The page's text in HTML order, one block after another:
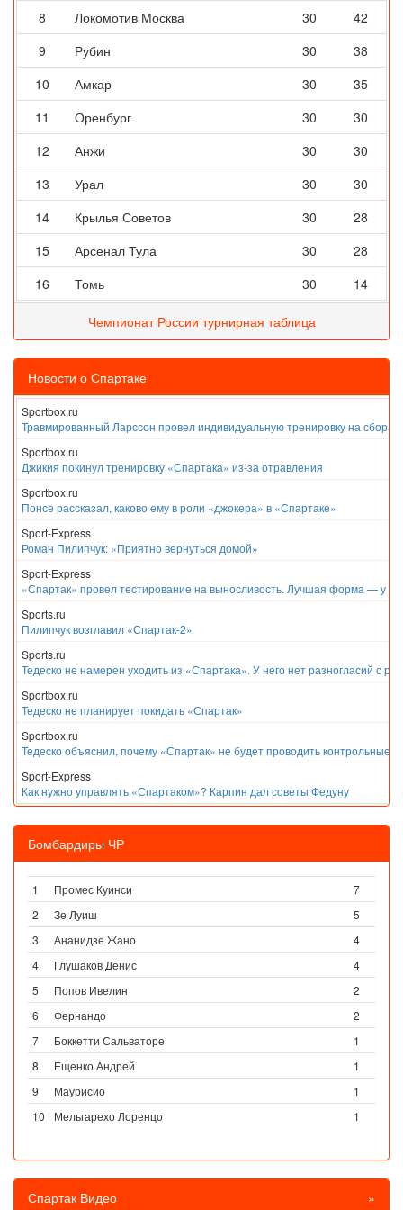
8
Локомотив Москва 30
42
9
Рубин 30
38
10
Амкар 30
35
11
Оренбург 30
30
12
Анжи 30
30
13
Урал 30
30
14
Крылья Советов 30
28
15
Арсенал Тула 30
28
16
Томь 30 14
Чемпионат России турнирная таблица
Новости о Спартаке
Sportbox.ru
Травмированный Ларссон провел индивидуальную тренировку на
Sportbox.ru
Джикия покинул тренировку «Спартака» из-за отравления
Sportbox.ru
Понсе рассказал, каково ему в роли «джокера» в «Спартаке»
Sport-Express
Роман Пилипчук: «Приятно вернуться домой»
Sport-Express
«Спартак» провел тестирование на выносливость. Лучшая форма — у
Sports.ru
Пилипчук возглавил «Спартак-2»
Sports.ru
Тедеско не намерен уходить из «Спартака». У него нет разногласий с
Sportbox.ru
Тедеско не планирует покидать «Спартак»
Sportbox.ru
Тедеско объяснил, почему «Спартак» не будет проводить контрольные
Sport-Express
Как нужно управлять «Спартаком»? Карпин дал советы Федуну
Бомбардиры ЧР
1 Промес Куинси
7
2
Зе Луиш
5
3
Ананидзе Жано
4
4
Глушаков Денис
4
5
Попов Ивелин
2
6
Фернандо
2
7
Боккетти Сальваторе
1
8
Ещенко Андрей
1
9
Маурисио
1
10
Мельгарехо Лоренцо 1
Спартак Видео »